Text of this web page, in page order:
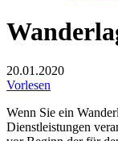
20.01.2020
Vorlesen
Wenn Sie ein
Dienstleistungen